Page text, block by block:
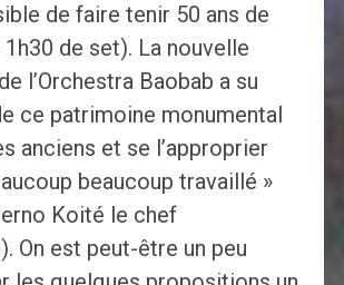
de faire tenir 50 ans de
de set). La nouvelle
l’Orchestra Baobab a su
ce patrimoine monumental
anciens et se l’approprier
beaucoup travaillé »
Koité le chef
On est peut-être un peu